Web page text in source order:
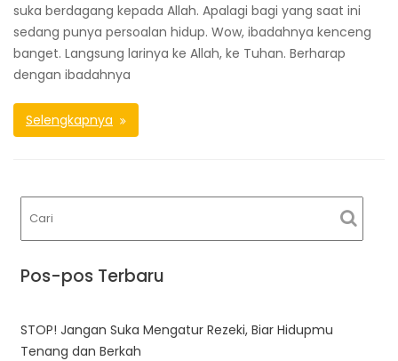
suka berdagang kepada Allah. Apalagi bagi yang saat ini
sedang punya persoalan hidup. Wow, ibadahnya kenceng
banget. Langsung larinya ke Allah, ke Tuhan. Berharap
dengan ibadahnya
Selengkapnya
Pos-pos Terbaru
STOP! Jangan Suka Mengatur Rezeki, Biar Hidupmu
Tenang dan Berkah